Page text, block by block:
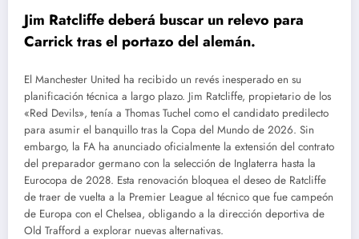
Jim Ratcliffe deberá buscar un relevo para
Carrick tras el portazo del alemán.
El Manchester United ha recibido un revés inesperado en su
planificación técnica a largo plazo. Jim Ratcliffe, propietario de los
«Red Devils», tenía a Thomas Tuchel como el candidato predilecto
para asumir el banquillo tras la Copa del Mundo de 2026. Sin
embargo, la FA ha anunciado oficialmente la extensión del contrato
del preparador germano con la selección de Inglaterra hasta la
Eurocopa de 2028. Esta renovación bloquea el deseo de Ratcliffe
de traer de vuelta a la Premier League al técnico que fue campeón
de Europa con el Chelsea, obligando a la dirección deportiva de
Old Trafford a explorar nuevas alternativas.